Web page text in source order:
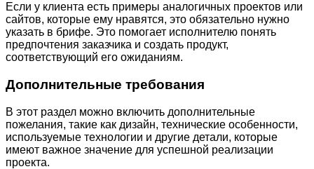
Если у клиента есть примеры аналогичных проектов или
сайтов, которые ему нравятся, это обязательно нужно
указать в брифе. Это помогает исполнителю понять
предпочтения заказчика и создать продукт,
соответствующий его ожиданиям.
Дополнительные требования
В этот раздел можно включить дополнительные
пожелания, такие как дизайн, технические особенности,
используемые технологии и другие детали, которые
имеют важное значение для успешной реализации
проекта.